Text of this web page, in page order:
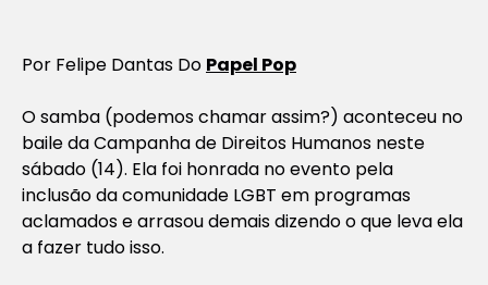
Por Felipe Dantas Do Papel Pop
O samba (podemos chamar assim?) aconteceu no
baile da Campanha de Direitos Humanos neste
sábado (14). Ela foi honrada no evento pela
inclusão da comunidade LGBT em programas
aclamados e arrasou demais dizendo o que leva ela
a fazer tudo isso.